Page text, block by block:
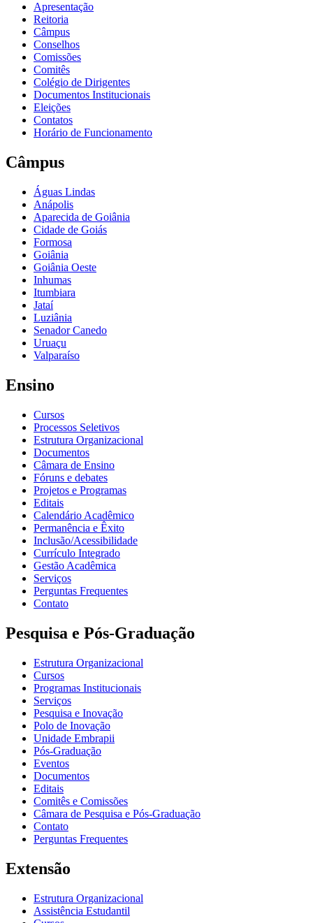
Apresentação
Reitoria
Câmpus
Conselhos
Comissões
Comitês
Colégio de Dirigentes
Documentos Institucionais
Eleições
Contatos
Horário de Funcionamento
Câmpus
Águas Lindas
Anápolis
Aparecida de Goiânia
Cidade de Goiás
Formosa
Goiânia
Goiânia Oeste
Inhumas
Itumbiara
Jataí
Luziânia
Senador Canedo
Uruaçu
Valparaíso
Ensino
Cursos
Processos Seletivos
Estrutura Organizacional
Documentos
Câmara de Ensino
Fóruns e debates
Projetos e Programas
Editais
Calendário Acadêmico
Permanência e Êxito
Inclusão/Acessibilidade
Currículo Integrado
Gestão Acadêmica
Serviços
Perguntas Frequentes
Contato
Pesquisa e Pós-Graduação
Estrutura Organizacional
Cursos
Programas Institucionais
Serviços
Pesquisa e Inovação
Polo de Inovação
Unidade Embrapii
Pós-Graduação
Eventos
Documentos
Editais
Comitês e Comissões
Câmara de Pesquisa e Pós-Graduação
Contato
Perguntas Frequentes
Extensão
Estrutura Organizacional
Assistência Estudantil